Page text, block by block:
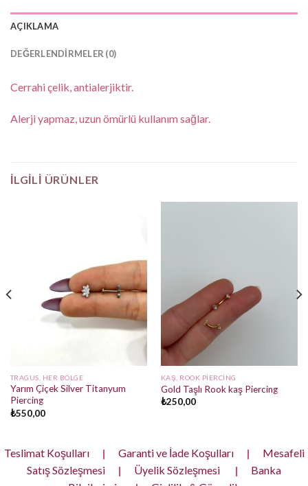
AÇIKLAMA
DEĞERLENDIRMELER (0)
Cerrahi çelik, antialerjiktir.
Alerji yapmaz, uzun ömürlü kullanım sağlar.
İLGILI ÜRÜNLER
TRAGUS, HER BÖLGE
Yarım Çiçek Silver Titanyum
Piercing
₺550,00
KAŞ, ROOK PIERCING
Gold Taşlı Rook kaş Piercing
₺250,00
Teslimat Koşulları | Garanti ve İade Koşulları |
Mesafeli
Satış Sözleşmesi
| Üyelik Sözleşmesi |
Banka